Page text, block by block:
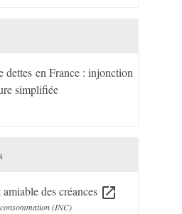
dettes en France : injonction
simplifiée
des créances open_in_new
(INC)